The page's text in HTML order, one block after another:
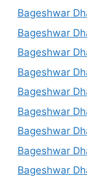
Bageshwar
Bageshwar
Bageshwar
Bageshwar
Bageshwar
Bageshwar
Bageshwar
Bageshwar
Bageshwar